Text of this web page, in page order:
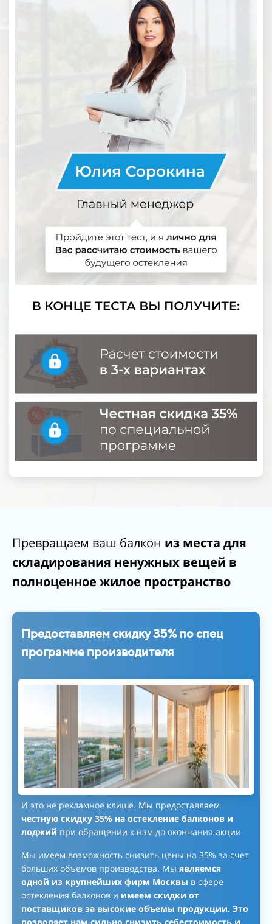
Превращаем ваш балкон из места для
складирования ненужных вещей в
полноценное жилое пространство
Предоставляем скидку 35% по спец
программе производителя
И это не рекламное клише. Мы предоставляем
честную скидку 35% на остекление балконов и
лоджий при обращении к нам до окончания акции
Мы имеем возможность снизить цены на 35% за счет
больших объемов производства. Мы являемся
одной из крупнейших фирм Москвы в сфере
остекления балконов и имеем скидки от
поставщиков за высокие объемы продукции. Это